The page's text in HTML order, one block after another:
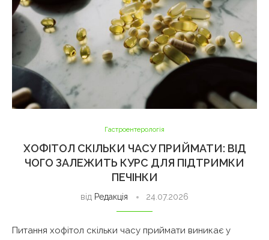
Гастроентерологія
ХОФІТОЛ СКІЛЬКИ ЧАСУ ПРИЙМАТИ: ВІД
ЧОГО ЗАЛЕЖИТЬ КУРС ДЛЯ ПІДТРИМКИ
ПЕЧІНКИ
від Редакція 24.07.2026
Питання хофітол скільки часу приймати виникає у